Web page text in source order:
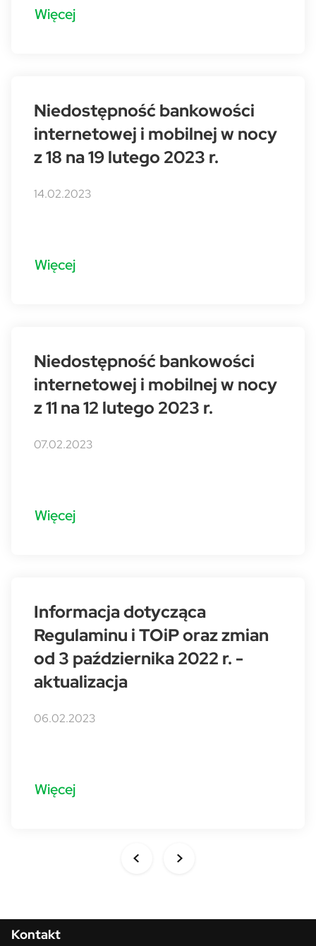
Więcej
Niedostępność bankowości
internetowej i mobilnej w nocy
z 18 na 19 lutego 2023 r.
14.02.2023
Więcej
Niedostępność bankowości
internetowej i mobilnej w nocy
z 11 na 12 lutego 2023 r.
07.02.2023
Więcej
Informacja dotycząca
Regulaminu i TOiP oraz zmian
od 3 października 2022 r. -
aktualizacja
06.02.2023
Więcej
Menu w stopce
Kontakt